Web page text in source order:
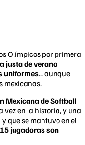
Olímpicos por primera
justa de verano
uniformes... aunque
mexicanas.
Mexicana de Softball
vez en la historia, y una
que se mantuvo en el
jugadoras son